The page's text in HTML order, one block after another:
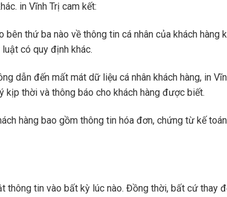
in Vĩnh Trị cam kết:
thứ ba nào về thông tin cá nhân của khách hàng
có quy định khác.
dẫn đến mất mát dữ liệu cá nhân khách hàng, in
thời và thông báo cho khách hàng được biết.
hàng bao gồm thông tin hóa đơn, chứng từ kế
thông tin vào bất kỳ lúc nào. Đồng thời, bất cứ thay